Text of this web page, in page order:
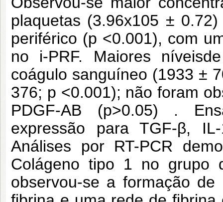
plaquetas (3.96x105 ±
periférico (p <0.001), com
no i-PRF. Maiores
coágulo sanguíneo (1933 ±
376; p <0.001); não foram
PDGF-AB (p>0.05) .
expressão para TGF-β,
Análises por RT-PCR
Colágeno tipo 1 no grupo
observou-se a formação